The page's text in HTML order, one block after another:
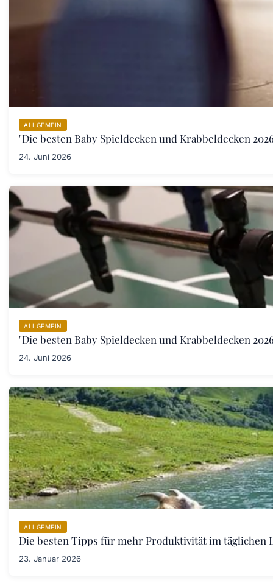
ALLGEMEIN
"Die besten Baby Spieldecken und Krabbeldecken
24. Juni 2026
ALLGEMEIN
"Die besten Baby Spieldecken und Krabbeldecken
24. Juni 2026
ALLGEMEIN
Die besten Tipps für mehr Produktivität im täglichen
23. Januar 2026